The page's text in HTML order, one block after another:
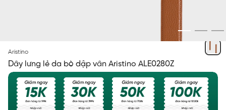
Aristino
Dây lưng lẻ da bò dập vân Aristino ALE0280Z